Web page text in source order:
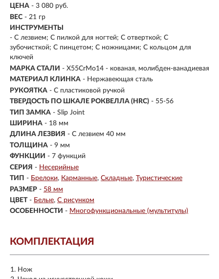
ЦЕНА - 3 080 руб.
ВЕС - 21 гр
ИНСТРУМЕНТЫ
- С лезвием; С пилкой для ногтей; С отверткой; С
зубочисткой; С пинцетом; С ножницами; С кольцом для
ключей
МАРКА СТАЛИ - X55CrMo14 - кованая, молибден-ванадиевая
МАТЕРИАЛ КЛИНКА - Нержавеющая сталь
РУКОЯТКА - С пластиковой ручкой
ТВЕРДОСТЬ ПО ШКАЛЕ РОКВЕЛЛА (HRC) - 55-56
ТИП ЗАМКА - Slip Joint
ШИРИНА - 18 мм
ДЛИНА ЛЕЗВИЯ - С лезвием 40 мм
ТОЛЩИНА - 9 мм
ФУНКЦИИ - 7 функций
СЕРИЯ - Несерийные
ТИП - Брелоки Карманные Складные Туристические
РАЗМЕР - 58 мм
ЦВЕТ - Белые С рисунком
ОСОБЕННОСТИ - Многофункциональные (мультитулы)
КОМПЛЕКТАЦИЯ
Нож